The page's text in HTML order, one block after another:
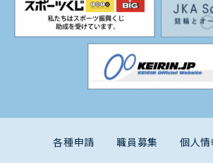
各種申請 職員募集 個人